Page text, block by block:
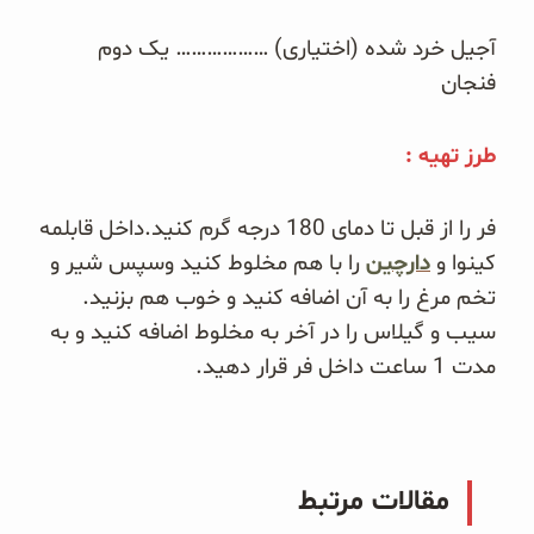
آجیل خرد شده (اختیاری) ……………… یک دوم
فنجان
طرز تهیه :
فر را از قبل تا دمای 180 درجه گرم کنید.داخل قابلمه
کینوا و دارچین را با هم مخلوط کنید وسپس شیر و
تخم مرغ را به آن اضافه کنید و خوب هم بزنید.
سیب و گیلاس را در آخر به مخلوط اضافه کنید و به
مدت 1 ساعت داخل فر قرار دهید.
مقالات مرتبط